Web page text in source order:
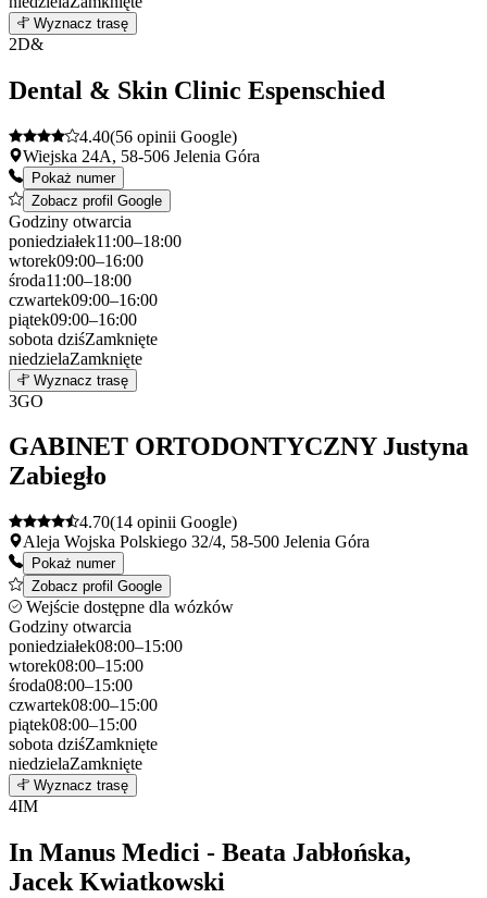
+
Wyznacz trasę
2D&
Dental & Skin Clinic Espenschied
4.40(56 opinii Google)
Wiejska 24A, 58-506 Jelenia Góra
Pokaż numer
Zobacz profil Google
Godziny otwarcia
poniedziałek11:00–18:00
wtorek09:00–16:00
środa11:00–18:00
czwartek09:00–16:00
piątek09:00–16:00
sobota dziśZamknięte
niedzielaZamknięte
+
−
Wyznacz trasę
3GO
GABINET ORTODONTYCZNY Justyna
Zabiegło
4.70(14 opinii Google)
Aleja Wojska Polskiego 32/4, 58-500 Jelenia Góra
Pokaż numer
Zobacz profil Google
Wejście dostępne dla wózków
Godziny otwarcia
poniedziałek08:00–15:00
wtorek08:00–15:00
środa08:00–15:00
czwartek08:00–15:00
piątek08:00–15:00
sobota dziśZamknięte
niedzielaZamknięte
+
−
Wyznacz trasę
4IM
In Manus Medici - Beata Jabłońska,
Jacek Kwiatkowski